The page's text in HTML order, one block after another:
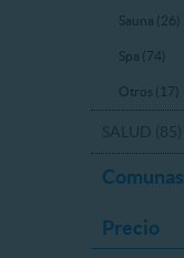
Sauna (26)
Spa (74)
Otros (17)
Comunas
Precio